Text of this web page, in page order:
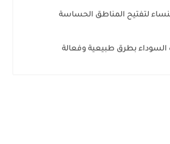
لتفتيح المناطق الحساسة
السوداء بطرق طبيعية وفعالة